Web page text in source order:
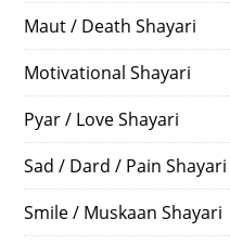
Maut / Death Shayari
Motivational Shayari
Pyar / Love Shayari
Sad / Dard / Pain Shayari
Smile / Muskaan Shayari